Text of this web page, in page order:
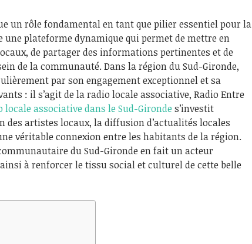
un rôle fondamental en tant que pilier essentiel pour la
plateforme dynamique qui permet de mettre en
de partager des informations pertinentes et de
de la communauté. Dans la région du Sud-Gironde,
par son engagement exceptionnel et sa
: il s’agit de la radio locale associative, Radio Entre
locale associative dans le Sud-Gironde s’investit
des artistes locaux, la diffusion d’actualités locales
véritable connexion entre les habitants de la région.
du Sud-Gironde en fait un acteur
à renforcer le tissu social et culturel de cette belle